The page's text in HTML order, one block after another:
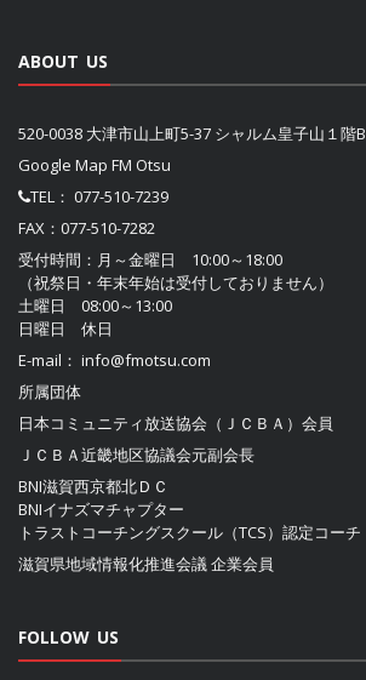
ABOUT US
520-0038 大津市山上町5-37 シャルム皇子山１階B
Google Map FM Otsu
TEL： 077-510-7239
FAX：077-510-7282
受付時間：月～金曜日 10:00～18:00
（祝祭日・年末年始は受付しておりません）
土曜日 08:00～13:00
日曜日 休日
E-mail： info@fmotsu.com
所属団体
日本コミュニティ放送協会（ＪＣＢＡ） 会員
ＪＣＢＡ近畿地区協議会元副会長
BNI滋賀西京都北ＤＣ
BNIイナズマチャプター
トラストコーチングスクール（TCS）認定コーチ
滋賀県地域情報化推進会議企業会員
FOLLOW US